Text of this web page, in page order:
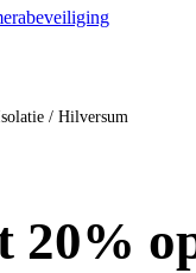
/ Hilversum
20%